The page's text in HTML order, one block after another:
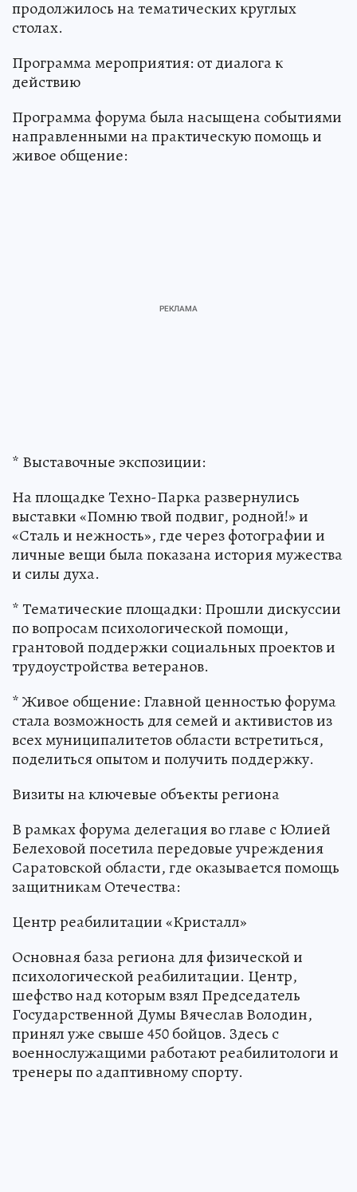
продолжилось на тематических круглых
столах.
Программа мероприятия: от диалога к
действию
Программа форума была насыщена событиями
направленными на практическую помощь и
живое общение:
* Выставочные экспозиции:
На площадке Техно-Парка развернулись
выставки «Помню твой подвиг, родной!» и
«Сталь и нежность», где через фотографии и
личные вещи была показана история мужества
и силы духа.
* Тематические площадки: Прошли дискуссии
по вопросам психологической помощи,
грантовой поддержки социальных проектов и
трудоустройства ветеранов.
* Живое общение: Главной ценностью форума
стала возможность для семей и активистов из
всех муниципалитетов области встретиться,
поделиться опытом и получить поддержку.
Визиты на ключевые объекты региона
В рамках форума делегация во главе с Юлией
Белеховой посетила передовые учреждения
Саратовской области, где оказывается помощь
защитникам Отечества:
Центр реабилитации «Кристалл»
Основная база региона для физической и
психологической реабилитации. Центр,
шефство над которым взял Председатель
Государственной Думы Вячеслав Володин,
принял уже свыше 450 бойцов. Здесь с
военнослужащими работают реабилитологи и
тренеры по адаптивному спорту.